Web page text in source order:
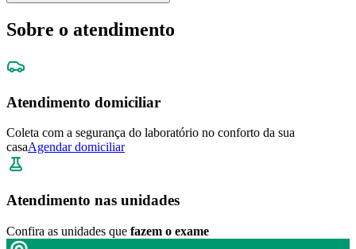
Sobre o atendimento
Atendimento domiciliar
Coleta com a segurança do laboratório no conforto da sua
casaAgendar domiciliar
Atendimento nas unidades
Confira as unidades que fazem o exame